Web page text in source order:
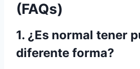
(FAQs)
1. ¿Es normal tener
diferente forma?